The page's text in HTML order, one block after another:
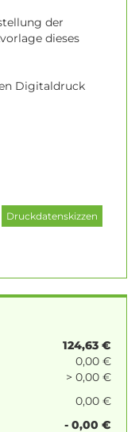
der
dieses
Digitaldruck
124,63 €
0,00 €
> 0,00 €
0,00 €
- 0,00 €